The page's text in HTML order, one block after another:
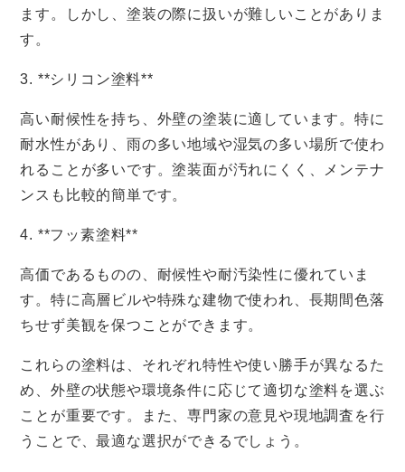
ます。しかし、塗装の際に扱いが難しいことがありま
す。
3. **シリコン塗料**
高い耐候性を持ち、外壁の塗装に適しています。特に
耐水性があり、雨の多い地域や湿気の多い場所で使わ
れることが多いです。塗装面が汚れにくく、メンテナ
ンスも比較的簡単です。
4. **フッ素塗料**
高価であるものの、耐候性や耐汚染性に優れていま
す。特に高層ビルや特殊な建物で使われ、長期間色落
ちせず美観を保つことができます。
これらの塗料は、それぞれ特性や使い勝手が異なるた
め、外壁の状態や環境条件に応じて適切な塗料を選ぶ
ことが重要です。また、専門家の意見や現地調査を行
うことで、最適な選択ができるでしょう。